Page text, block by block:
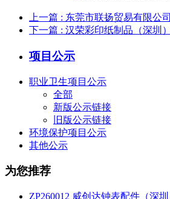
上一篇 : 东莞市联扬贸易有限公司
下一篇 : 汉荣彩印纸制品（深圳
项目公示
职业卫生项目公示
全部
新版公示链接
旧版公示链接
环境保护项目公示
其他公示
为您推荐
ZP260012 威创达钟表配件（深